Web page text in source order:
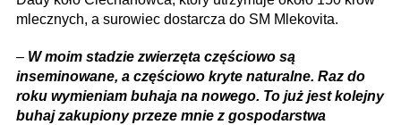
mlecznych, a surowiec dostarcza do SM Mlekovita.
– W moim stadzie zwierzęta częściowo są
inseminowane, a częściowo kryte naturalne. Raz do
roku wymieniam buhaja na nowego. To już jest kolejny
buhaj zakupiony przeze mnie z gospodarstwa